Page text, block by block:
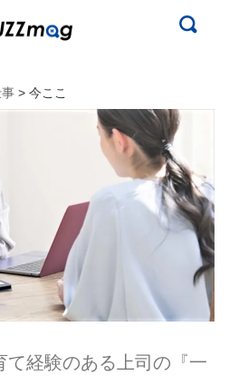
> 今ここ
て経験のある上司の『一